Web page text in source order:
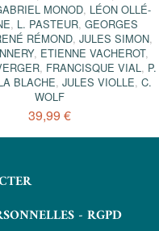
MONOD, LÉON OLLÉ-
, L. PASTEUR, GEORGES
RÉMOND, JULES SIMON,
, ETIENNE VACHEROT,
, FRANCISQUE VIAL , P.
BLACHE, JULES VIOLLE, C.
WOLF
39,99 €
- RGPD